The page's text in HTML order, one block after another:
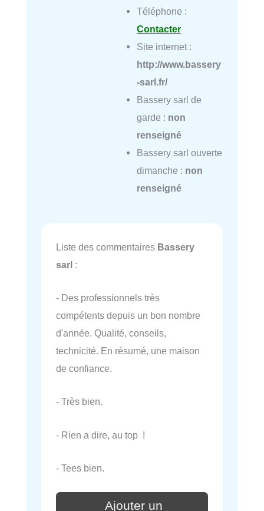
Téléphone :
Contacter
Site internet :
http://www.bassery
-sarl.fr/
Bassery sarl de
garde : non
renseigné
Bassery sarl ouverte
dimanche : non
renseigné
Liste des commentaires Bassery
sarl :
- Des professionnels très
compétents depuis un bon nombre
d'année. Qualité, conseils,
technicité. En résumé, une maison
de confiance.
- Très bien.
- Rien a dire, au top !
- Tees bien.
Ajouter un